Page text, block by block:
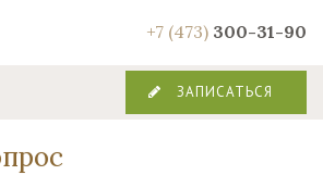
+7 (473) 300-31-90
ЗАПИСАТЬСЯ